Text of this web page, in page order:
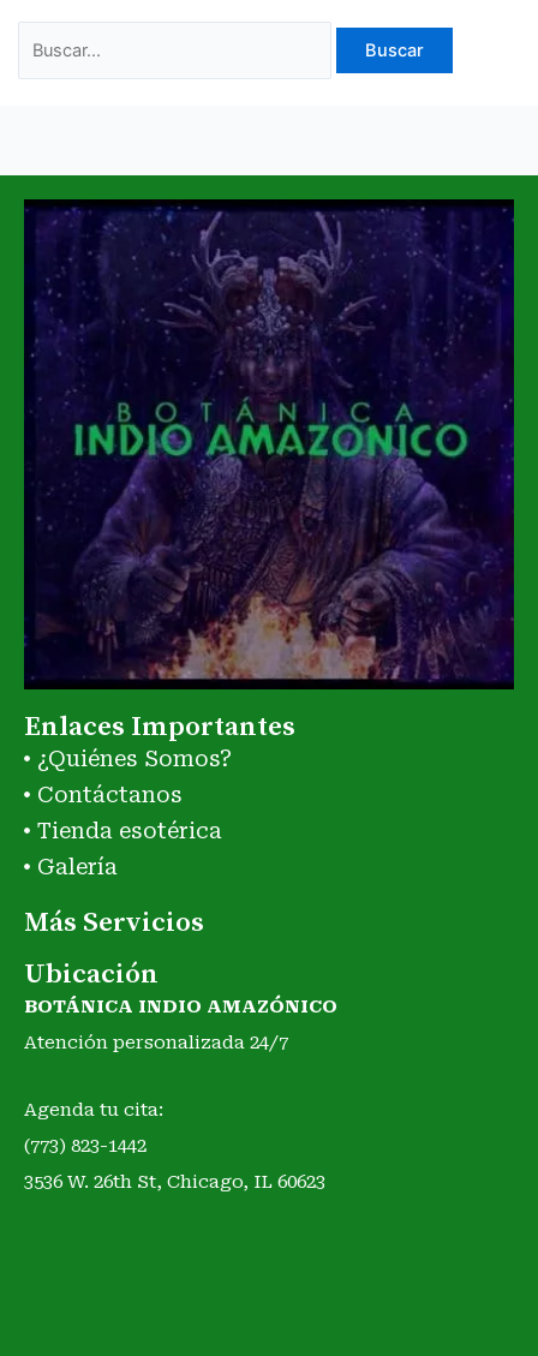
Enlaces Importantes
¿Quiénes Somos?
Contáctanos
Tienda esotérica
Galería
Más Servicios
Ubicación
BOTÁNICA INDIO AMAZÓNICO
Atención personalizada 24/7
Agenda tu cita:
(773) 823-1442
3536 W. 26th St, Chicago, IL 60623